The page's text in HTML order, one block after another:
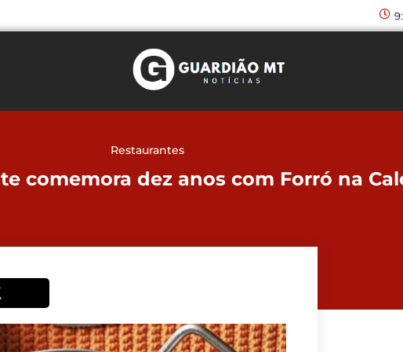
Restaurantes
comemora dez anos com Forró na